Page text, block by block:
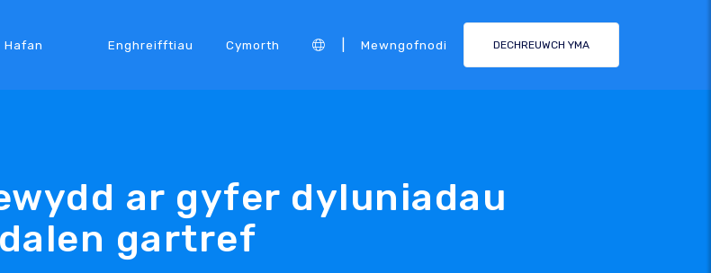
Hafan Enghreifftiau Cymorth Mewngofnodi DECHREUWCH YMA
ar gyfer dyluniadau
gartref